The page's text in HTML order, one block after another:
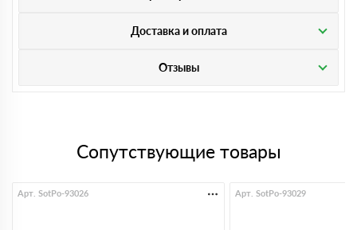
Доставка и оплата
Отзывы
Сопутствующие товары
Арт. SotPo-93026 Арт. SotPo-93029